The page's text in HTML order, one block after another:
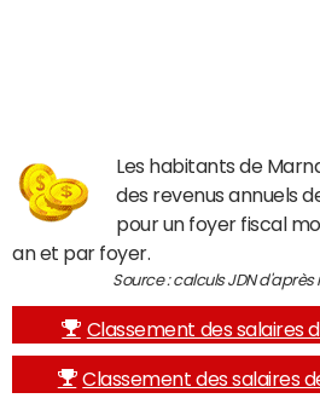
Les habitants de
des revenus annuels
pour un foyer fiscal
an et par foyer.
Source : calculs JDN
Classement des salaires
Classement des salaires